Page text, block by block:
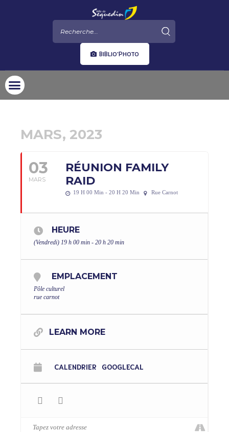
BIBLIO'PHOTO
MARS, 2023
03
MARS
RÉUNION FAMILY
RAID
19 H 00 Min - 20 H 20 Min Rue Carnot
HEURE
(Vendredi) 19 h 00 min - 20 h 20 min
EMPLACEMENT
Pôle culturel
rue carnot
LEARN MORE
CALENDRIER GOOGLECAL